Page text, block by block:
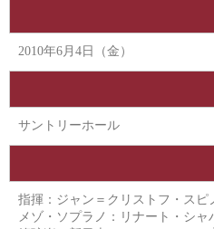
2010年6月4日（金）
サントリーホール
指揮：ジャン＝クリストフ・スピ
メゾ・ソプラノ：リナート・シャ